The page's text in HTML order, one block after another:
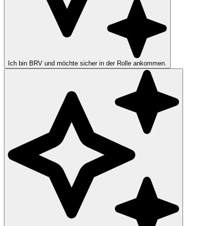
Ich bin BRV und möchte sicher in der Rolle ankommen.